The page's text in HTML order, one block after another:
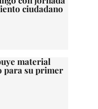
ciudadano
material
para su primer